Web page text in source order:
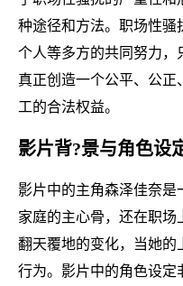
种途径和方法。职场性骚
个人等多方的共同努力，
真正创造一个公平、公正
工的合法权益。
影片背?景与角色设
影片中的主角森泽佳奈
家庭的主心骨，还在职场
翻天覆地的变化，当她的
行为。影片中的角色设定